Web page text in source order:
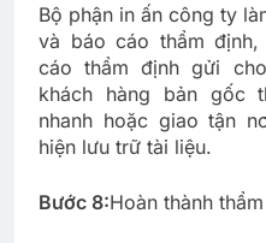
Bộ phận in ấn công ty
và báo cáo thẩm
cáo thẩm định gửi
khách hàng bản gốc
nhanh hoặc giao tận
hiện lưu trữ tài liệu.
Bước 8:Hoàn thành